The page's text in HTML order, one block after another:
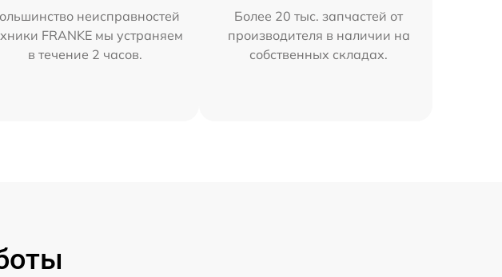
неисправностей
FRANKE мы устраняем
в течение 2 часов.
Более 20 тыс. запчастей от
производителя в наличии на
собственных складах.